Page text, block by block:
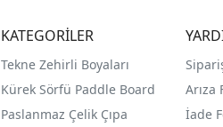
KATEGORİLER
Tekne Zehirli Boyaları
Kürek Sörfü Paddle Board
Paslanmaz Çelik Çıpa
Arıza
İade